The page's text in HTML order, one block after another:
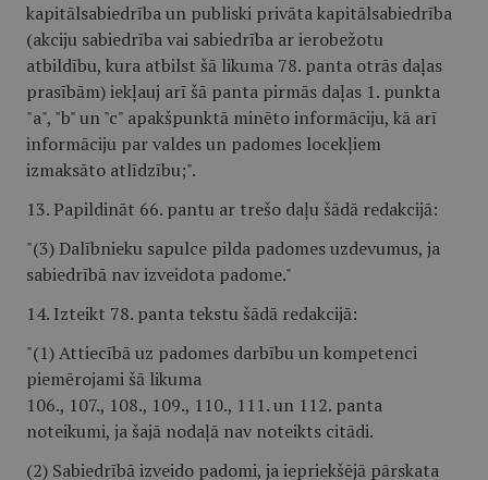
kapitālsabiedrība un publiski privāta kapitālsabiedrība
(akciju sabiedrība vai sabiedrība ar ierobežotu
atbildību, kura atbilst šā likuma 78. panta otrās daļas
prasībām) iekļauj arī šā panta pirmās daļas 1. punkta
"a", "b" un "c" apakšpunktā minēto informāciju, kā arī
informāciju par valdes un padomes locekļiem
izmaksāto atlīdzību;".
13. Papildināt 66. pantu ar trešo daļu šādā redakcijā:
"(3) Dalībnieku sapulce pilda padomes uzdevumus, ja
sabiedrībā nav izveidota padome."
14. Izteikt 78. panta tekstu šādā redakcijā:
"(1) Attiecībā uz padomes darbību un kompetenci
piemērojami šā likuma
106., 107., 108., 109., 110., 111. un 112. panta
noteikumi, ja šajā nodaļā nav noteikts citādi.
(2) Sabiedrībā izveido padomi, ja iepriekšējā pārskata